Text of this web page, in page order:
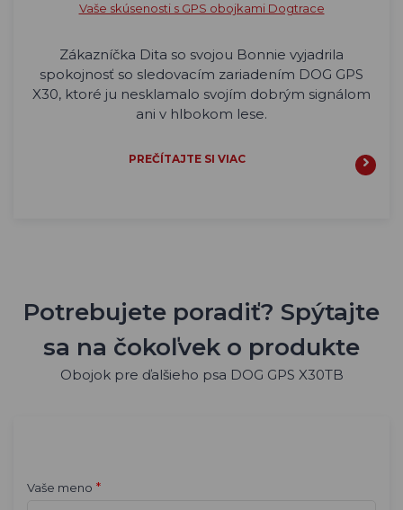
Vaše skúsenosti s GPS obojkami Dogtrace
Zákazníčka Dita so svojou Bonnie vyjadrila
spokojnosť so sledovacím zariadením DOG GPS
X30, ktoré ju nesklamalo svojím dobrým signálom
ani v hlbokom lese.
PREČÍTAJTE SI VIAC
Potrebujete poradiť? Spýtajte
sa na čokoľvek o produkte
Obojok pre ďalšieho psa DOG GPS X30TB
Vaše meno *